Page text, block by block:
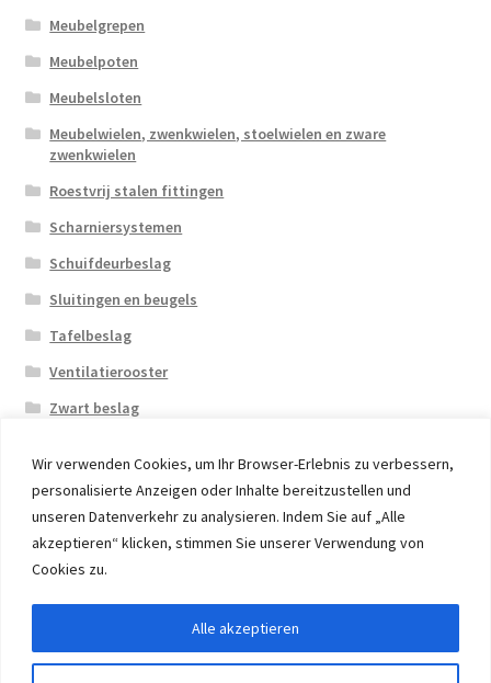
Wir verwenden Cookies, um Ihr Browser-Erlebnis zu verbessern,
personalisierte Anzeigen oder Inhalte bereitzustellen und
unseren Datenverkehr zu analysieren. Indem Sie auf „Alle
akzeptieren“ klicken, stimmen Sie unserer Verwendung von
Cookies zu.
Alle akzeptieren
Meubelgrepen
Meubelpoten
Meubelsloten
Meubelwielen, zwenkwielen, stoelwielen en zware
zwenkwielen
Roestvrij stalen fittingen
Scharniersystemen
Schuifdeurbeslag
Sluitingen en beugels
Tafelbeslag
Ventilatierooster
Zwart beslag
© 2026 Eruon Trade UG, Germany, member of the ERUON